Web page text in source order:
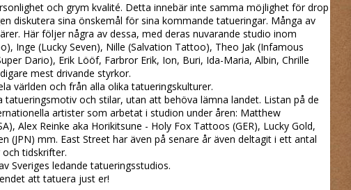
och grym kvalité. Detta innebär inte samma möjlighet för drop
diskutera sina önskemål för sina kommande tatueringar. Många av
Här följer några av dessa, med deras nuvarande studio inom
Inge (Lucky Seven), Nille (Salvation Tattoo), Theo Jak (Infamous
Dario), Erik Lööf, Farbror Erik, Ion, Buri, Ida-Maria, Albin, Chrille
mest drivande styrkor.
världen och från alla olika tatueringskulturer.
och stilar, utan att behöva lämna landet. Listan på de
artister som arbetat i studion under åren: Matthew
Alex Reinke aka Horikitsune - Holy Fox Tattoos (GER), Lucky Gold,
(JPN) mm. East Street har även på senare år även deltagit i ett antal
tidskrifter.
Sveriges ledande tatueringsstudios.
att tatuera just er!